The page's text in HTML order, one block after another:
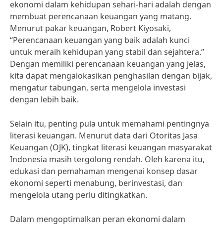
ekonomi dalam kehidupan sehari-hari adalah dengan
membuat perencanaan keuangan yang matang.
Menurut pakar keuangan, Robert Kiyosaki,
“Perencanaan keuangan yang baik adalah kunci
untuk meraih kehidupan yang stabil dan sejahtera.”
Dengan memiliki perencanaan keuangan yang jelas,
kita dapat mengalokasikan penghasilan dengan bijak,
mengatur tabungan, serta mengelola investasi
dengan lebih baik.
Selain itu, penting pula untuk memahami pentingnya
literasi keuangan. Menurut data dari Otoritas Jasa
Keuangan (OJK), tingkat literasi keuangan masyarakat
Indonesia masih tergolong rendah. Oleh karena itu,
edukasi dan pemahaman mengenai konsep dasar
ekonomi seperti menabung, berinvestasi, dan
mengelola utang perlu ditingkatkan.
Dalam mengoptimalkan peran ekonomi dalam